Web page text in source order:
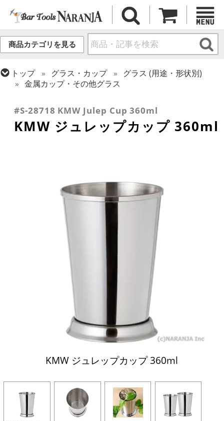
商品カテゴリを見る
トップ グラス・カップ
グラス (用途・形状別)
金属カップ・その他グラス
その他ブランド
#S-28718 KMW Julep Cup 360ml
KMW ジュレップカップ 360ml
KMW ジュレップカップ 360ml